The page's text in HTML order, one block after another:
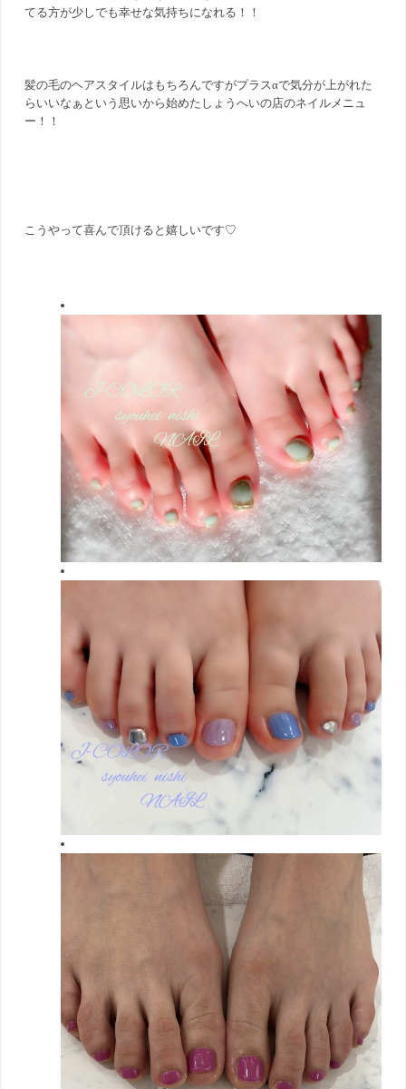
てる方が少しでも幸せな気持ちになれる！！
髪の毛のヘアスタイルはもちろんですがプラスαで気分が上がれた
らいいなぁという思いから始めたしょうへいの店のネイルメニュ
ー！！
こうやって喜んで頂けると嬉しいです♡